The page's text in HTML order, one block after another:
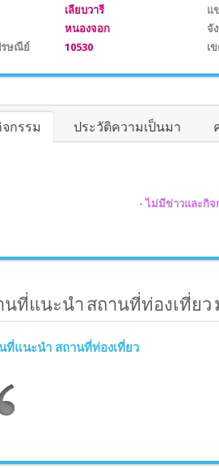
เลียบวารี แ
หนองจอก จั
รษณีย์
10530 เ
กรรม ประวัติความเป็นมา
- ไม่มีข่าวและกิจ
นที่แนะนำ สถานที่ท่องเที่ย
ที่แนะนำ สถานที่ท่องเที่ยว